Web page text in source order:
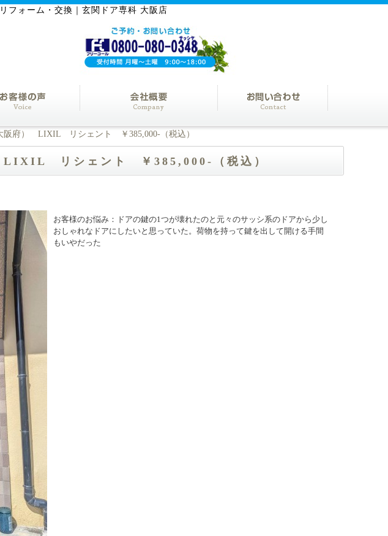
フォーム・交換｜玄関ドア専科 大阪店
阪府） LIXIL リシェント ￥385,000-（税込）
LIXIL リシェント ￥385,000-（税込）
お客様のお悩み：ドアの鍵の1つが壊れたのと元々のサッシ系のドアから少し
おしゃれなドアにしたいと思っていた。荷物を持って鍵を出して開ける手間
もいやだった